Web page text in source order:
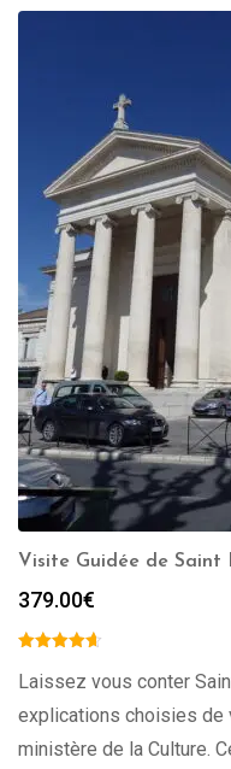
Visite Guidée de Saint
379.00€
Laissez vous conter
explications choisies de
ministère de la Culture.